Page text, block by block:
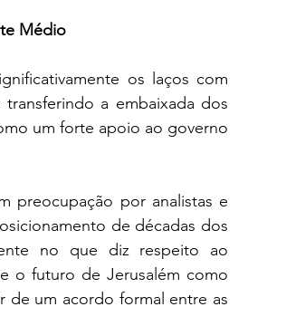
Médio
os laços com
a embaixada dos
um forte apoio ao governo
preocupação por analistas e
de décadas dos
no que diz respeito ao
o futuro de Jerusalém como
de um acordo formal entre as